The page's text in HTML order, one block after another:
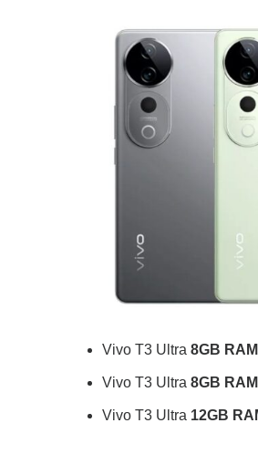
Vivo T3 Ultra 8GB
Vivo T3 Ultra 8GB
Vivo T3 Ultra 12GB